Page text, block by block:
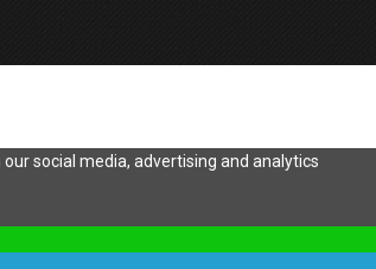
social media, advertising and analytics